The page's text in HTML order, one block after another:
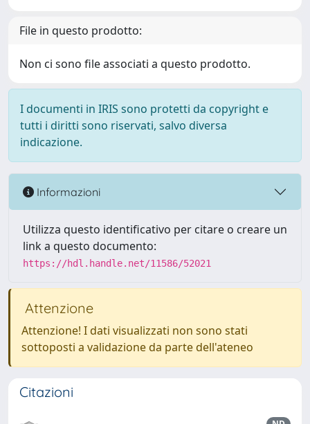
File in questo prodotto:
Non ci sono file associati a questo prodotto.
I documenti in IRIS sono protetti da copyright e
tutti i diritti sono riservati, salvo diversa
indicazione.
Informazioni
Utilizza questo identificativo per citare o creare un
link a questo documento:
https://hdl.handle.net/11586/52021
Attenzione
Attenzione! I dati visualizzati non sono stati
sottoposti a validazione da parte dell'ateneo
Citazioni